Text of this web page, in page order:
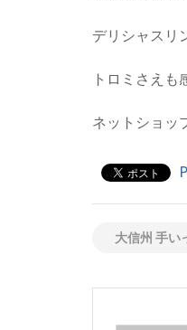
デリシャスリ
トロミさえも
ネットショッ
大信州 手い